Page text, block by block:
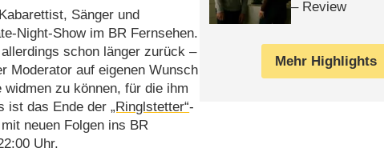
Sänger und
Night-Show im BR Fernsehen.
schon länger zurück –
Moderator auf eigenen Wunsch
zu können, für die ihm
ist das Ende der„Ringlstetter“-
neuen Folgen ins BR
Uhr.
– Review
Mehr Highlights